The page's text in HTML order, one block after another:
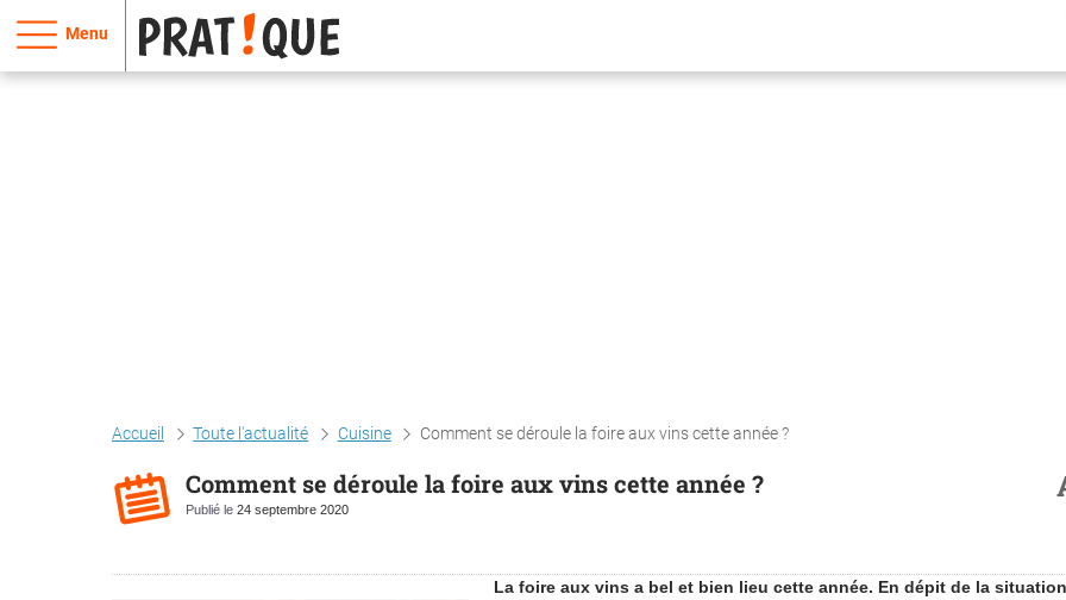
Menu
Accueil Toute l'actualité Cuisine Comment se déroule la foire aux vins cette année ?
Comment se déroule la foire aux vins cette année ?
Publié le 24 septembre 2020
La foire aux vins a bel et bien lieu cette année. En dépit de la situation